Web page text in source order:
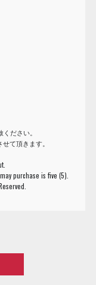
ださい。
て頂きます。
purchase is five (5).